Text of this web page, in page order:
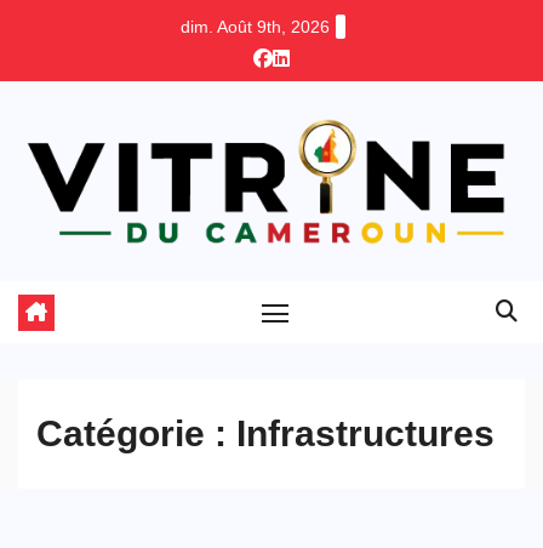
dim. Août 9th, 2026
Catégorie : Infrastructures